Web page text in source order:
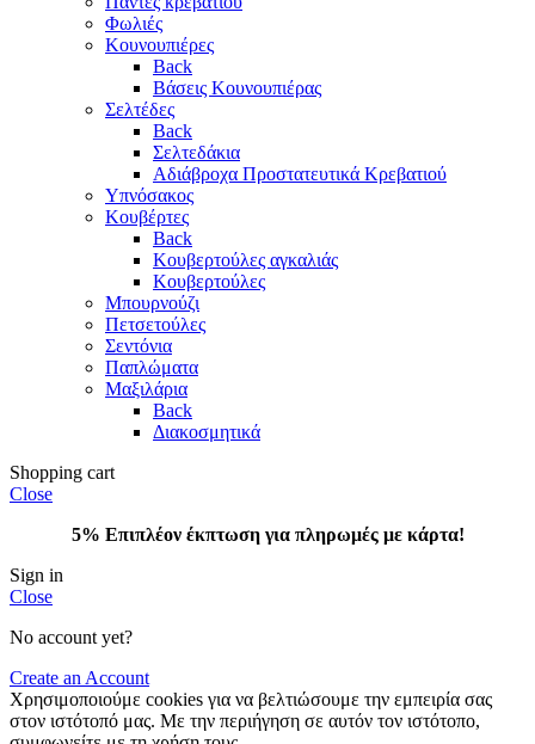
Φωλιές
Κουνουπιέρες
Back
Βάσεις Κουνουπιέρας
Σελτέδες
Back
Σελτεδάκια
Αδιάβροχα Προστατευτικά Κρεβατιού
Υπνόσακος
Κουβέρτες
Back
Κουβερτούλες αγκαλιάς
Κουβερτούλες
Μπουρνούζι
Πετσετούλες
Σεντόνια
Παπλώματα
Μαξιλάρια
Back
Διακοσμητικά
Shopping cart
Close
5% Επιπλέον έκπτωση για πληρωμές με κάρτα!
Sign in
Close
No account yet?
Create an Account
Χρησιμοποιούμε cookies για να βελτιώσουμε την εμπειρία σας
στον ιστότοπό μας. Με την περιήγηση σε αυτόν τον ιστότοπο,